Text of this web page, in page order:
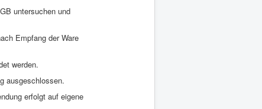
untersuchen und
Empfang der Ware
werden.
ausgeschlossen.
erfolgt auf eigene